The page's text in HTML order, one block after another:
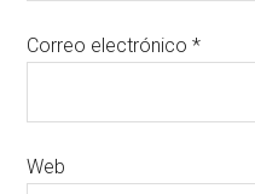
Correo electrónico*
Web